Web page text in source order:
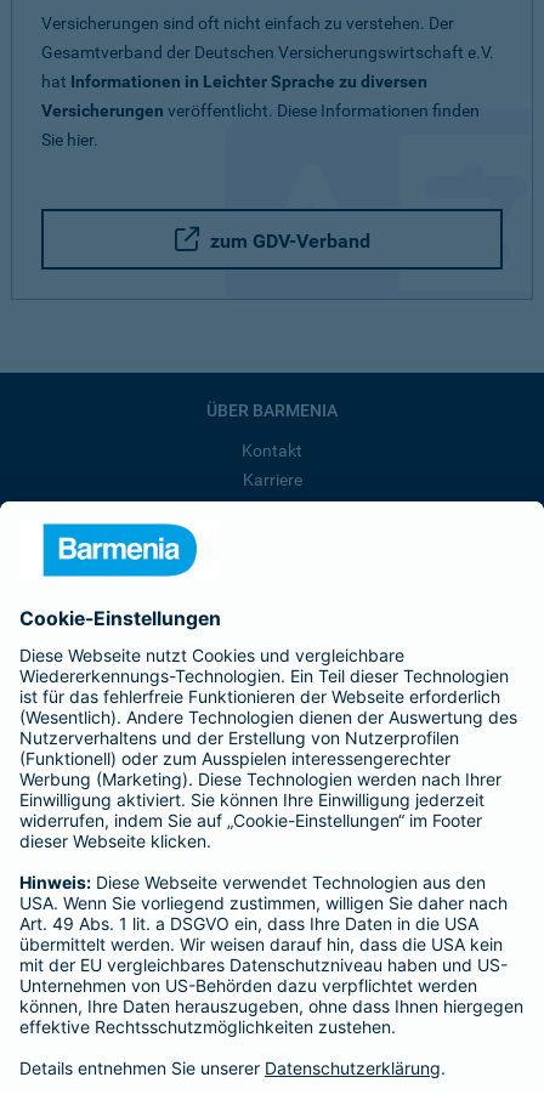
Versicherungen sind oft nicht einfach zu verstehen. Der
Gesamtverband der Deutschen Versicherungswirtschaft e.V.
hat Informationen in Leichter Sprache zu diversen
Versicherungen veröffentlicht. Diese Informationen finden
Sie hier.
zum GDV-Verband
ÜBER BARMENIA
Kontakt
Karriere
Barmenia ist Teil der BarmeniaGothaer
BELIEBTE SEITEN
Kranken-Zusatzversicherung
Tierversicherungen
Haftpflichtversicherung
Hausratversicherung
Adresse ändern
Schaden melden
Kilometerstandsmeldung
Serviceübersicht